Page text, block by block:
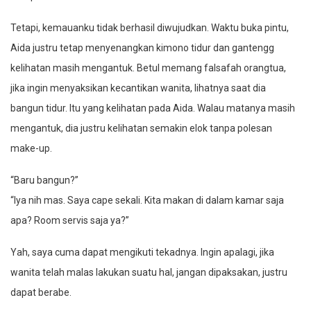
Tetapi, kemauanku tidak berhasil diwujudkan. Waktu buka pintu,
Aida justru tetap menyenangkan kimono tidur dan gantengg
kelihatan masih mengantuk. Betul memang falsafah orangtua,
jika ingin menyaksikan kecantikan wanita, lihatnya saat dia
bangun tidur. Itu yang kelihatan pada Aida. Walau matanya masih
mengantuk, dia justru kelihatan semakin elok tanpa polesan
make-up.
“Baru bangun?”
“Iya nih mas. Saya cape sekali. Kita makan di dalam kamar saja
apa? Room servis saja ya?”
Yah, saya cuma dapat mengikuti tekadnya. Ingin apalagi, jika
wanita telah malas lakukan suatu hal, jangan dipaksakan, justru
dapat berabe.